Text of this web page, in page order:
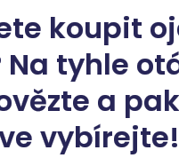
koupit
Na tyhle
a pak
vybírejte!